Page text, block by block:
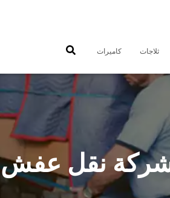
ثلاجات كاميرات
نقل عفش صبحان 50993677 شركة نقل عفش